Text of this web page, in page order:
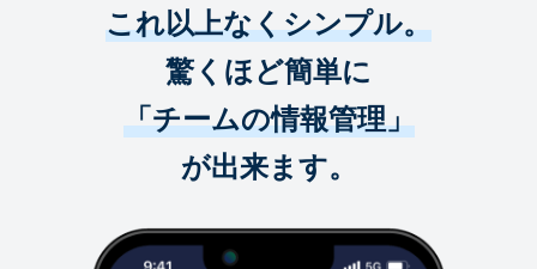
これ以上なくシンプル。
驚くほど簡単に
「チームの情報管理」
が出来ます。